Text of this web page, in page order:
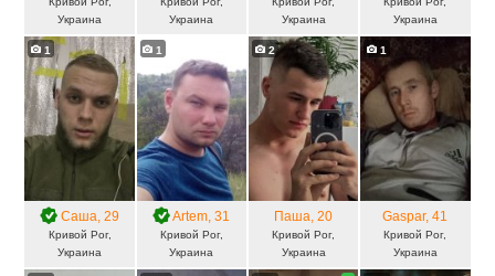
Украина
Украина
Украина
Украина
1
Саша, 29
Кривой Рог,
Украина
1
Artem, 31
Кривой Рог,
Украина
2
Паша, 20
Кривой Рог,
Украина
1
Gaspar, 41
Кривой Рог,
Украина